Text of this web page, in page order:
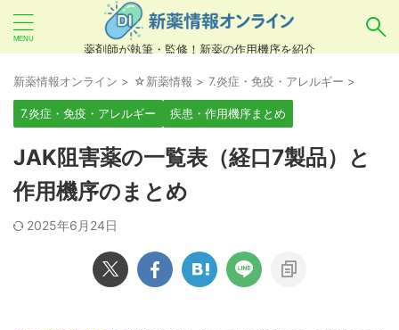
薬剤師が執筆・監修！新薬の作用機序を紹介
あいまい検索（例：ひらがな、誤字）には対応し
ていませんので、製品名・一般名・キーワードな
どをカタカナでご入力ください。
良い例：テセントリク
悪い例：てせんとりく テセンタリク
新薬情報オンライン > ☆新薬情報 > 7.炎症・免疫・アレルギー >
7.炎症・免疫・アレルギー 疾患・作用機序まとめ
JAK阻害薬の一覧表（経口7製品）と
作用機序のまとめ
2025年6月24日